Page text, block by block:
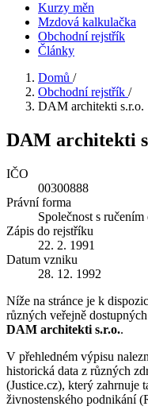
Kurzy měn
Mzdová kalkulačka
Obchodní rejstřík
Články
Domů /
Obchodní rejstřík /
DAM architekti s.r.o.
DAM architekti
IČO
00300888
Právní forma
Společnost s ručením
Zápis do rejstříku
22. 2. 1991
Datum vzniku
28. 12. 1992
Níže na stránce je k
různých veřejně
DAM architekti s.r.o..
V přehledném výpisu
historická data z různých
(Justice.cz), který zahrnuje
živnostenského podnikání